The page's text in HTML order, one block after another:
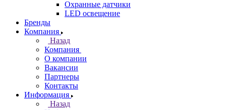
Охранные датчики
LED освещение
Бренды
Компания
Назад
Компания
О компании
Вакансии
Партнеры
Контакты
Информация
Назад